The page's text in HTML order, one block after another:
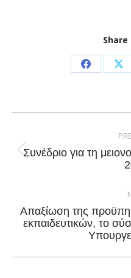
Share
Facebook
X
navigation
Συνέδριο για τη
Απαξίωση της
εκπαιδευτικών, το